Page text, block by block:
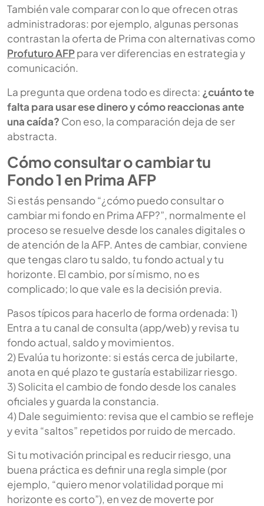
También vale comparar con lo que ofrecen otras
administradoras: por ejemplo, algunas personas
contrastan la oferta de Prima con alternativas como
Profuturo AFPpara ver diferencias en estrategia y
comunicación.
La pregunta que ordena todo es directa: ¿cuánto te
falta para usar ese dinero y cómo reaccionas ante
una caída? Con eso, la comparación deja de ser
abstracta.
Cómo consultar o cambiar tu
Fondo 1 en Prima AFP
Si estás pensando “¿cómo puedo consultar o
cambiar mi fondo en Prima AFP?”, normalmente el
proceso se resuelve desde los canales digitales o
de atención de la AFP. Antes de cambiar, conviene
que tengas claro tu saldo, tu fondo actual y tu
horizonte. El cambio, por sí mismo, no es
complicado; lo que vale es la decisión previa.
Pasos típicos para hacerlo de forma ordenada: 1)
Entra a tu canal de consulta (app/web) y revisa tu
fondo actual, saldo y movimientos.
2) Evalúa tu horizonte: si estás cerca de jubilarte,
anota en qué plazo te gustaría estabilizar riesgo.
3) Solicita el cambio de fondo desde los canales
oficiales y guarda la constancia.
4) Dale seguimiento: revisa que el cambio se refleje
y evita “saltos” repetidos por ruido de mercado.
Si tu motivación principal es reducir riesgo, una
buena práctica es definir una regla simple (por
ejemplo, “quiero menor volatilidad porque mi
horizonte es corto”), en vez de moverte por